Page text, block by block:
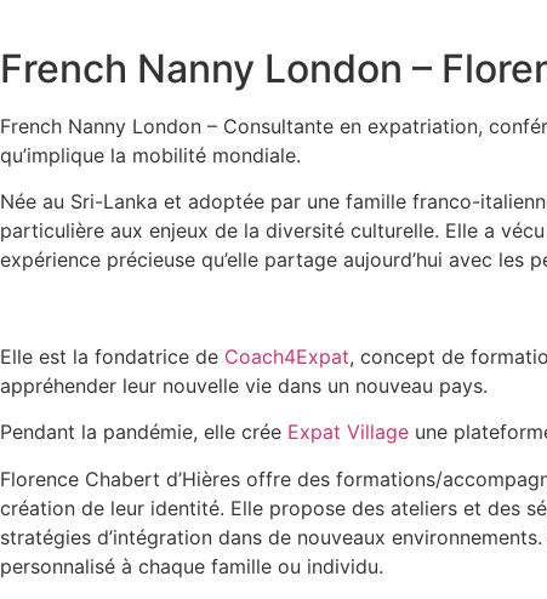
French Nanny London –
French Nanny London – Consultante en expatriation,
qu’implique la mobilité mondiale​.
Née au Sri-Lanka et adoptée par une famille franco-
particulière aux enjeux de la diversité culturelle. Elle a
expérience précieuse qu’elle partage aujourd’hui avec les
Elle est la fondatrice de Coach4Expat, concept de
appréhender leur nouvelle vie dans un nouveau pays.
Pendant la pandémie, elle crée Expat Village une
Florence Chabert d’Hières offre des formations/
création de leur identité. Elle propose des ateliers et des
stratégies d’intégration dans de nouveaux
personnalisé à chaque famille ou individu​.